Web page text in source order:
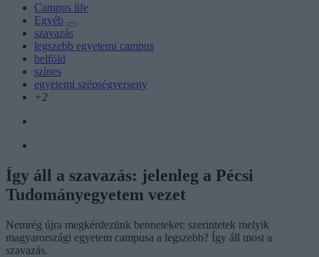
Campus life
Egyéb
szavazás
legszebb egyetemi campus
belföld
színes
egyetemi szépségverseny
+2
Így áll a szavazás: jelenleg a Pécsi
Tudományegyetem vezet
Nemrég újra megkérdezünk benneteket: szerintetek melyik
magyarországi egyetem campusa a legszebb? Így áll most a
szavazás.